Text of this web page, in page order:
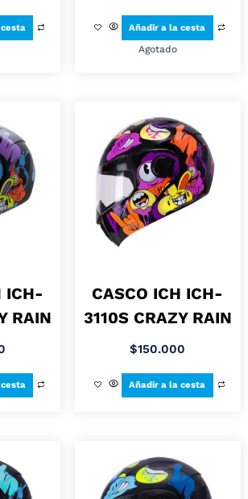
Añadir a la cesta
Agotado
ICH-
RAIN
CASCO ICH ICH-
3110S CRAZY RAIN
$150.000
Añadir a la cesta